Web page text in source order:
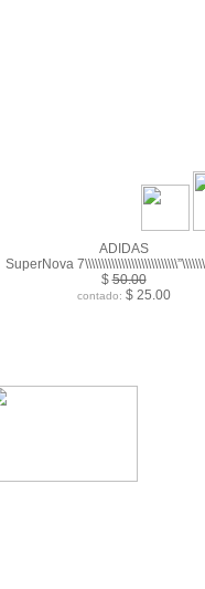
ADIDAS
SuperNova
$50.00
contado: $ 25.00